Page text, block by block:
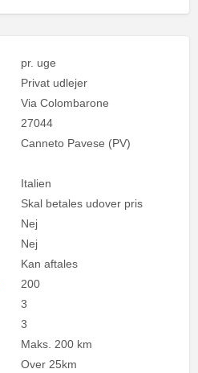
pr. uge
Privat udlejer
Via Colombarone
27044
Canneto Pavese (PV)
Italien
Skal betales udover pris
Nej
Nej
Kan aftales
200
3
3
Maks. 200 km
Over 25km